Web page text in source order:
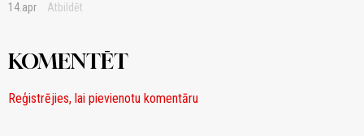
14.apr Atbildēt
KOMENTĒT
Reģistrējies, lai pievienotu komentāru